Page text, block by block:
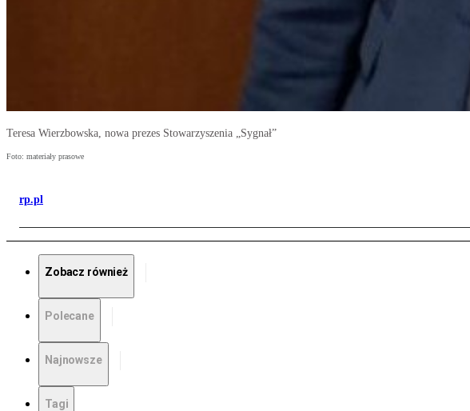
Teresa Wierzbowska, nowa prezes Stowarzyszenia „Sygnał”
Foto: materiały prasowe
rp.pl
Zobacz również
Polecane
Najnowsze
Tagi